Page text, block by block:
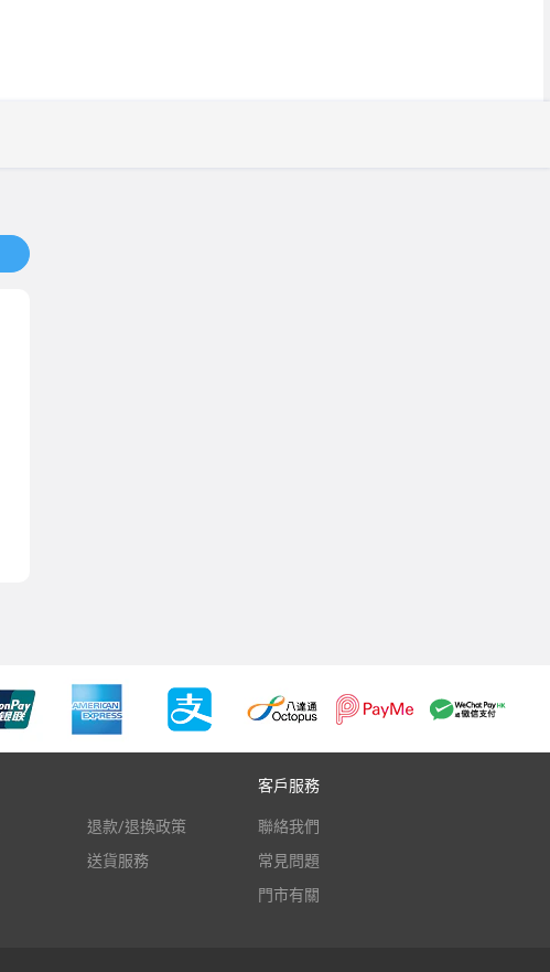
退款/退換政策
送貨服務
客戶服務
聯絡我們
常見問題
門市有關